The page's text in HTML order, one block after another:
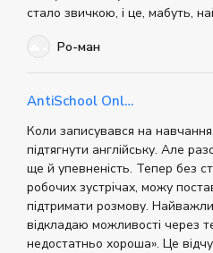
курсы повышения
методика и
стало звичкою, і це, мабуть,
Ро-ман
AntiSchool Online
Коли записувався на
підтягнути англійську. Але
ще й упевненість. Тепер без
робочих зустрічах, можу
підтримати розмову.
відкладаю можливості через
недостатньо хороша». Це